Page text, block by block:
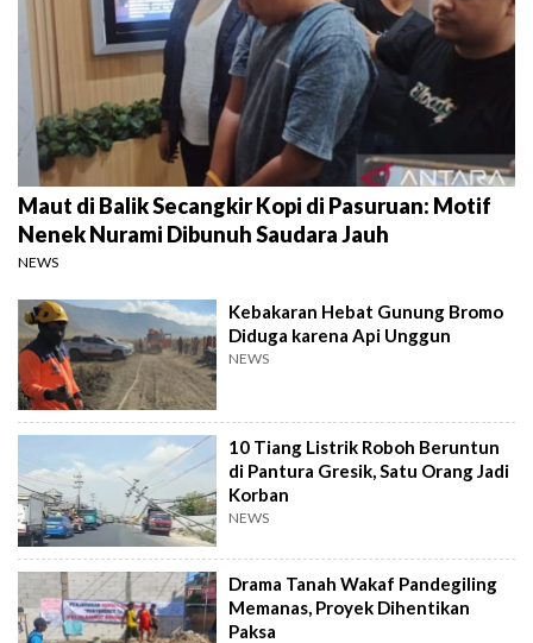
Maut di Balik Secangkir Kopi di Pasuruan: Motif
Nenek Nurami Dibunuh Saudara Jauh
NEWS
Kebakaran Hebat Gunung Bromo
Diduga karena Api Unggun
NEWS
10 Tiang Listrik Roboh Beruntun
di Pantura Gresik, Satu Orang Jadi
Korban
NEWS
Drama Tanah Wakaf Pandegiling
Memanas, Proyek Dihentikan
Paksa